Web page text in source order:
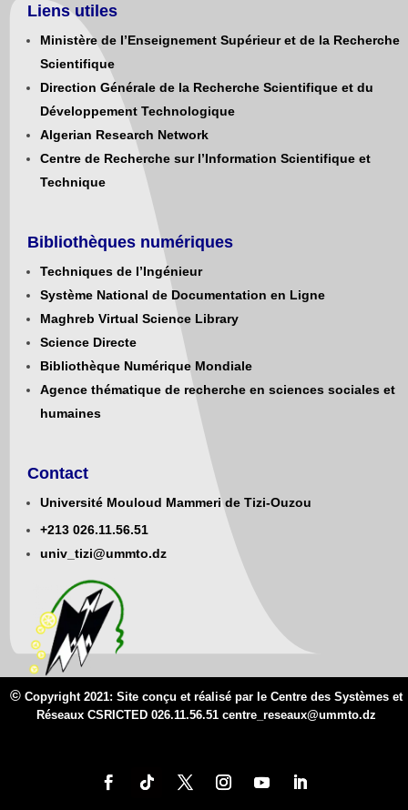
Liens utiles
Ministère de l’Enseignement Supérieur et de la Recherche
Scientifique
Direction Générale de la Recherche Scientifique et du
Développement Technologique
Algerian Research Network
Centre de Recherche sur l’Information Scientifique et
Technique
Bibliothèques numériques
Techniques de l’Ingénieur
Système National de Documentation en Ligne
Maghreb Virtual Science Library
Science Directe
Bibliothèque Numérique Mondiale
Agence thématique de recherche en sciences sociales et
humaines
Contact
Université Mouloud Mammeri de Tizi-Ouzou
+213 026.11.56.51
univ_tizi@ummto.dz
© Copyright 2021: Site conçu et réalisé par le Centre des Systèmes et
Réseaux CSRICTED 026.11.56.51 centre_reseaux@ummto.dz